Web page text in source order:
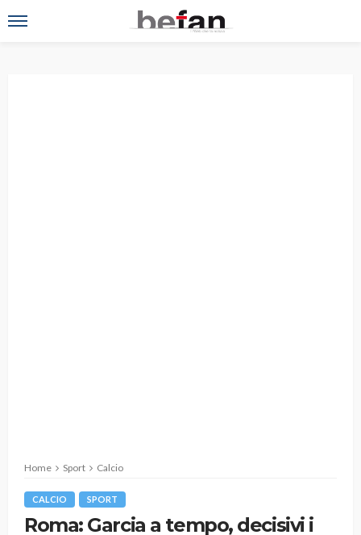
Home Sport Calcio
CALCIO SPORT
Roma: Garcia a tempo, decisivi i